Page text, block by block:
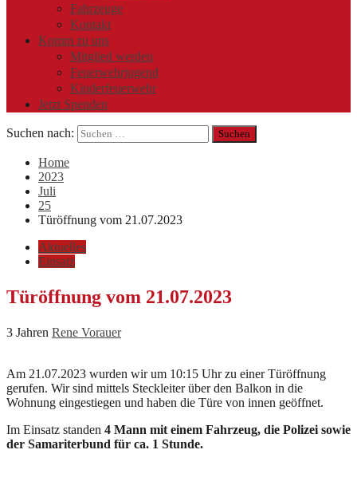
Fahrzeuge
Kontakt
Komm zu uns
Mitglied werden
Feuerwehrjugend
Kinderfeuerwehr
Jetzt Spenden
Suchen nach:
Home
2023
Juli
25
Türöffnung vom 21.07.2023
Aktuelles
Einsatz
Türöffnung vom 21.07.2023
3 Jahren Rene Vorauer
Am 21.07.2023 wurden wir um 10:15 Uhr zu einer Türöffnung
gerufen. Wir sind mittels Steckleiter über den Balkon in die
Wohnung eingestiegen und haben die Türe von innen geöffnet.
Im Einsatz standen 4 Mann mit einem Fahrzeug, die Polizei sowie
der Samariterbund für ca. 1 Stunde.